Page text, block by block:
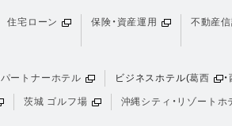
住宅ローン 保険・資産運用 不動産
ートナーホテル ビジネスホテル(葛西 ・
茨城 ゴルフ場 沖縄シティ・リゾートホ